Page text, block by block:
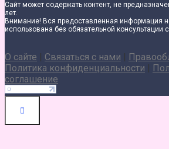
Сайт может содержать контент, не
лет.
Внимание! Вся предоставленная информация
использована без обязательной консультации
О сайте Связаться с нами
Политика конфиденциальности
соглашение